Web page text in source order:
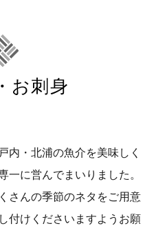
お刺身
内・北浦の魚介を美味しく
一に営んでまいりました。
さんの季節のネタをご用意
付けくださいますようお願